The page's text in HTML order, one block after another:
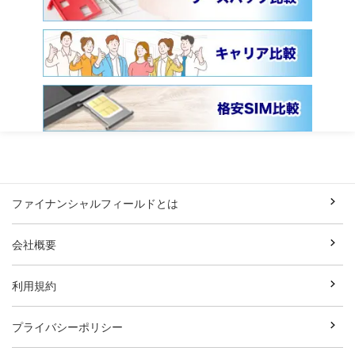
ファイナンシャルフィールドとは
会社概要
利用規約
プライバシーポリシー